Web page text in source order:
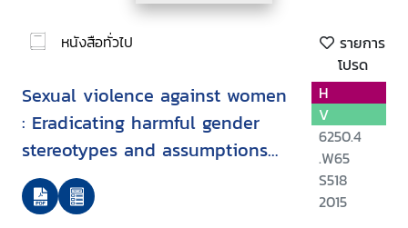
หนังสือทั่วไป
รายการ
โปรด
Sexual violence against women
: Eradicating harmful gender
stereotypes and assumptions
in laws and practice
H
V
6250.4
.W65
S518
2015